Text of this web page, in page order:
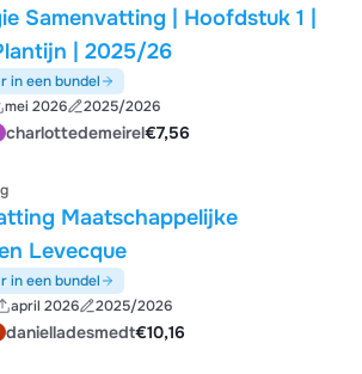
Samenvatting | Hoofdstuk 1 |
| 2025/26
in een bundel
mei 2026 2025/2026
charlottedemeirel€7,56
Maatschappelijke
Levecque
in een bundel
april 2026 2025/2026
danielladesmedt€10,16